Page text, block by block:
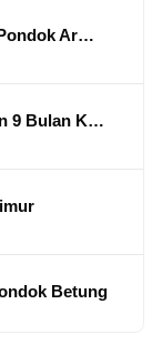
Ar…
9 Bulan K…
Betung